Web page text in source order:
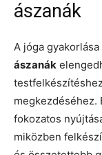
ászanák
A jóga
ászanák
megkezdéséhez.
fokozatos
miközben